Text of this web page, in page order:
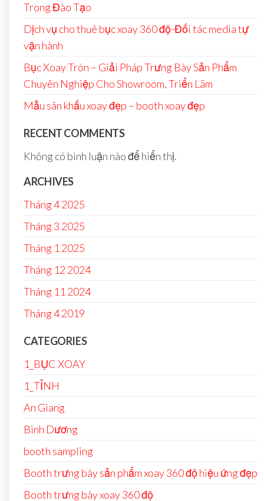
Trong Đào Tạo
Dịch vụ cho thuê bục xoay 360 độ-Đối tác media tự
vận hành
Bục Xoay Tròn – Giải Pháp Trưng Bày Sản Phẩm
Chuyên Nghiệp Cho Showroom, Triển Lãm
Mẫu sân khấu xoay đẹp – booth xoay đẹp
RECENT COMMENTS
Không có bình luận nào để hiển thị.
ARCHIVES
Tháng 4 2025
Tháng 3 2025
Tháng 1 2025
Tháng 12 2024
Tháng 11 2024
Tháng 4 2019
CATEGORIES
1_BỤC XOAY
1_TỈNH
An Giang
Bình Dương
booth sampling
Booth trưng bày sản phẩm xoay 360 độ hiệu ứng đẹp
Booth trưng bày xoay 360 độ